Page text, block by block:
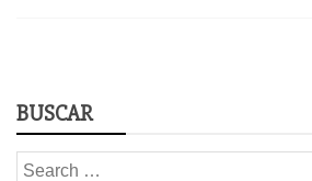
BUSCAR
Search